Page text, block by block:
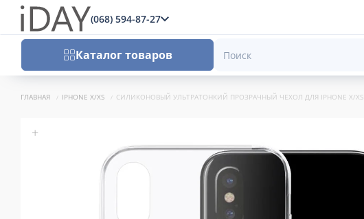
(068) 594-87-27
Каталог товаров
ГЛАВНАЯ IPHONE X/XS СИЛИКОНОВЫЙ УЛЬТРАТОНКИЙ ПРОЗРАЧНЫЙ ЧЕХОЛ ДЛЯ IPHONE X/XS
+